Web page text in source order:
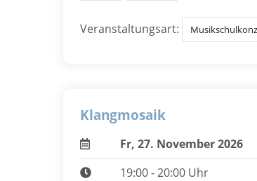
Veranstaltungsart:
Klangmosaik
Fr, 27. November 2026
19:00 - 20:00 Uhr